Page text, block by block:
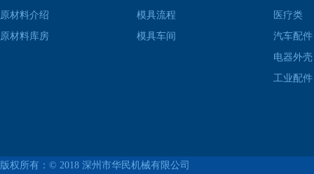
原材料介绍
原材料库房
模具流程
模具车间
医疗类
汽车配件
电器外壳
工业配件
版权所有：© 2018 深州市华民机械有限公司